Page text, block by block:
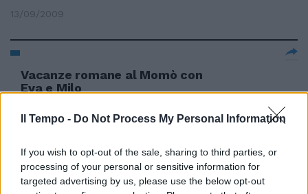
Il Tempo - Do Not Process My Personal Information
If you wish to opt-out of the sale, sharing to third parties, or
processing of your personal or sensitive information for
targeted advertising by us, please use the below opt-out
13/09/2009
Vacanze romane al Momò con
Eva e Milo
Le Romane a «Invito alla
lettura»